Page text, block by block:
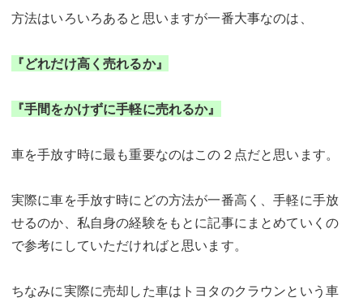
方法はいろいろあると思いますが一番大事なのは、
『どれだけ高く売れるか』
『手間をかけずに手軽に売れるか』
車を手放す時に最も重要なのはこの２点だと思います。
実際に車を手放す時にどの方法が一番高く、手軽に手放
せるのか、私自身の経験をもとに記事にまとめていくの
で参考にしていただければと思います。
ちなみに実際に売却した車はトヨタのクラウンという車